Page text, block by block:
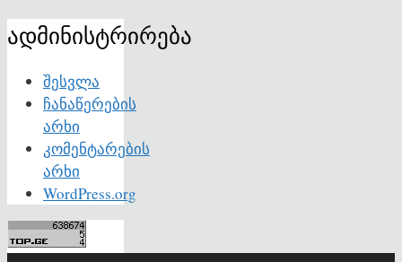
ადმინისტრირება
შესვლა
ჩანაწერების
არხი
კომენტარების
არხი
WordPress.org